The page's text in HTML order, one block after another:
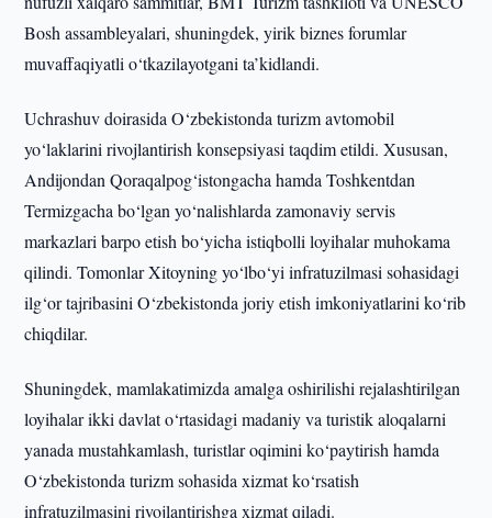
Bosh assambleyalari, shuningdek, yirik biznes forumlar
muvaffaqiyatli o‘tkazilayotgani ta’kidlandi.
Uchrashuv doirasida O‘zbekistonda turizm avtomobil
yo‘laklarini rivojlantirish konsepsiyasi taqdim etildi. Xususan,
Andijondan Qoraqalpog‘istongacha hamda Toshkentdan
Termizgacha bo‘lgan yo‘nalishlarda zamonaviy servis
markazlari barpo etish bo‘yicha istiqbolli loyihalar muhokama
qilindi. Tomonlar Xitoyning yo‘lbo‘yi infratuzilmasi sohasidagi
ilg‘or tajribasini O‘zbekistonda joriy etish imkoniyatlarini ko‘rib
chiqdilar.
Shuningdek, mamlakatimizda amalga oshirilishi rejalashtirilgan
loyihalar ikki davlat o‘rtasidagi madaniy va turistik aloqalarni
yanada mustahkamlash, turistlar oqimini ko‘paytirish hamda
O‘zbekistonda turizm sohasida xizmat ko‘rsatish
infratuzilmasini rivojlantirishga xizmat qiladi.